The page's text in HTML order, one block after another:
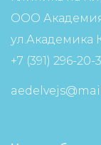
ООО Академия
ул.Академика
+7 (391) 296-20-